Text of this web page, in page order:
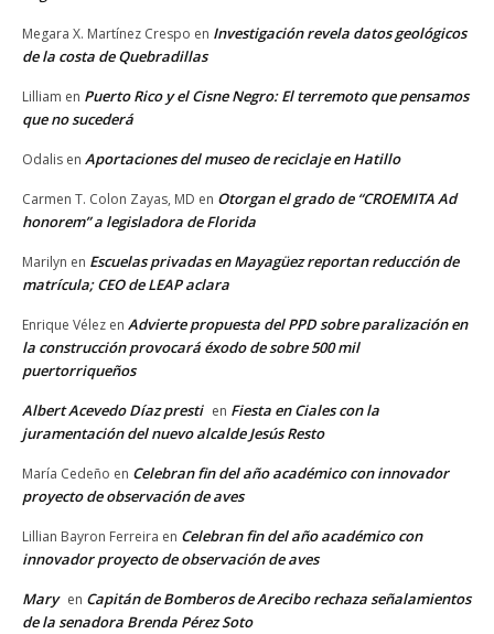
Megara X. Martínez Crespo en Investigación revela datos geológicos
de la costa de Quebradillas
Lilliam en Puerto Rico y el Cisne Negro: El terremoto que pensamos
que no sucederá
Odalis en Aportaciones del museo de reciclaje en Hatillo
Carmen T. Colon Zayas, MD en Otorgan el grado de “CROEMITA Ad
honorem” a legisladora de Florida
Marilyn en Escuelas privadas en Mayagüez reportan reducción de
matrícula; CEO de LEAP aclara
Enrique Vélez en Advierte propuesta del PPD sobre paralización en
la construcción provocará éxodo de sobre 500 mil
puertorriqueños
Albert Acevedo Díaz presti en Fiesta en Ciales con la
juramentación del nuevo alcalde Jesús Resto
María Cedeño en Celebran fin del año académico con innovador
proyecto de observación de aves
Lillian Bayron Ferreira en Celebran fin del año académico con
innovador proyecto de observación de aves
Mary en Capitán de Bomberos de Arecibo rechaza señalamientos
de la senadora Brenda Pérez Soto